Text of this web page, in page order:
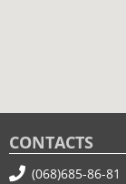
CONTACTS
(068)685-86-81